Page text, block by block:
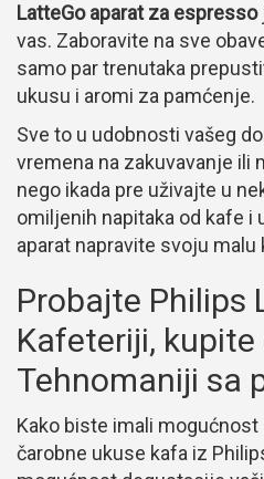
LatteGo aparat za espresso
vas. Zaboravite na sve
samo par trenutaka
ukusu i aromi za pamćenje.
Sve to u udobnosti vašeg
vremena na zakuvavanje ili
nego ikada pre uživajte u
omiljenih napitaka od kafe
aparat napravite svoju
Probajte Philips
Kafeteriji, kupite
Tehnomaniji sa
Kako biste imali
čarobne ukuse kafa iz